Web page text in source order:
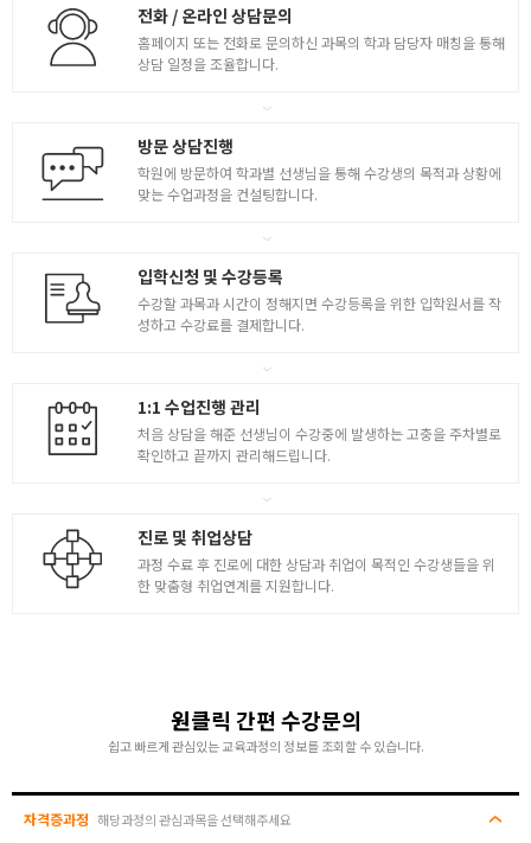
2
- 출력방식 및 출력방법 테이프 작성
- 블록지정에 대한 이해
평면 / 단면 / 입면의 이해
- 평면도에 나타내야 할 기본적인 요소들에 대한 이해
- 평면 / 단면 / 입면의 이해
- 내부공간 가구의 스케일감과 공간구성 익히기
평면 / 입면 작성 연습
3
다양한 평면 / 입면 작성
- 지하실이 있는 평면도의 이해와 작성
[ 병원 평면도 및 입면도 도면 작성 ] - 2
- CAT 2급 시험유형 파악 및 기출 모의고사 풀이
- 줄기초를 기반으로 한 현관, 거실 바닥 작도
내부 문, 간의 공간 작도
- 내부 문과 현관문 작도 및 방창문, 테라스 창 작도
- 계단형 지붕기초 작도
전화 / 온라인 상담문의
홈페이지 또는 전화로 문의하신 과목의 학과 담당자 매칭을 통해
상담 일정을 조율합니다.
방문 상담진행
학원에 방문하여 학과별 선생님을 통해 수강생의 목적과 상황에
맞는 수업과정을 컨설팅합니다.
입학신청 및 수강등록
수강할 과목과 시간이 정해지면 수강등록을 위한 입학원서를 작
성하고 수강료를 결제합니다.
1:1 수업진행 관리
처음 상담을 해준 선생님이 수강중에 발생하는 고충을 주차별로
확인하고 끝까지 관리해드립니다.
진로 및 취업상담
과정 수료 후 진로에 대한 상담과 취업이 목적인 수강생들을 위
한 맞춤형 취업연계를 지원합니다.
원클릭 간편 수강문의
쉽고 빠르게 관심있는 교육과정의 정보를 조회할 수 있습니다.
자격증과정 해당과정의 관심과목을 선택해주세요